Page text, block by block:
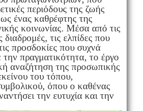
περιόδους της ζωής
ως ένας καθρέφτης της
κοινωνίας. Μέσα από τις
τις ελπίδες που
προσδοκίες που συχνά
την πραγματικότητα, το έργο
αναζήτηση της προσωπικής
του τόπου,
όπου ο καθένας
την ευτυχία και την